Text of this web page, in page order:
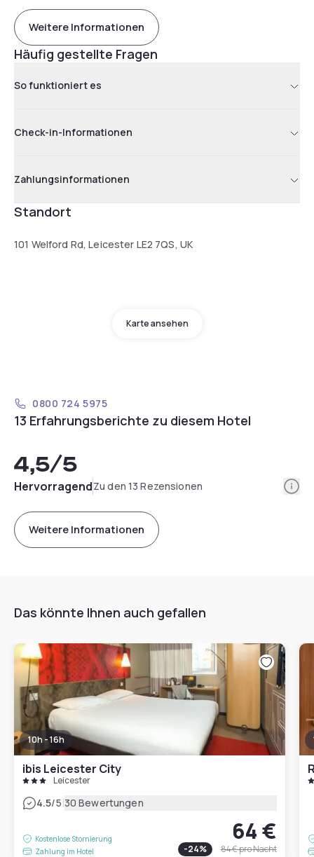
Weitere Informationen
Häufig gestellte Fragen
So funktioniert es
Check-in-Informationen
Zahlungsinformationen
Standort
101 Welford Rd, Leicester LE2 7QS, UK
Karte ansehen
0800 724 5975
13 Erfahrungsberichte zu diesem Hotel
4,5/5
HervorragendZu den 13 Rezensionen
Weitere Informationen
Das könnte Ihnen auch gefallen
10h - 16h
ibis Leicester City
Leicester
4.5/5|30 Bewertungen
Kostenlose Stornierung
Zahlung im Hotel
64 €
-24% 84 €pro Nacht